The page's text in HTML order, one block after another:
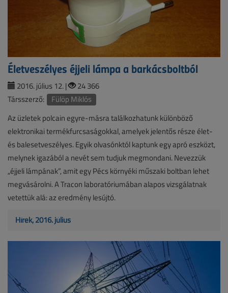
Életveszélyes éjjeli lámpa a barkácsboltból
2016. július 12. |
24 366
Társszerző:
Fülöp Miklós
Az üzletek polcain egyre-másra találkozhatunk különböző
elektronikai termékfurcsaságokkal, amelyek jelentős része élet-
és balesetveszélyes. Egyik olvasónktól kaptunk egy apró eszközt,
melynek igazából a nevét sem tudjuk megmondani. Nevezzük
„éjjeli lámpának”, amit egy Pécs környéki műszaki boltban lehet
megvásárolni. A Tracon laboratóriumában alapos vizsgálatnak
vetettük alá: az eredmény lesújtó.
Hírek, 2016. július